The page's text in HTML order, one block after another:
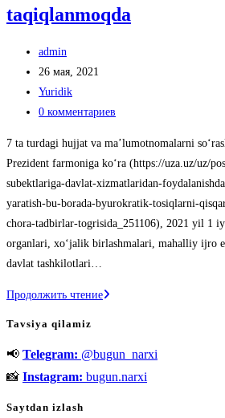
taqiqlanmoqda
Автор
записи:
admin
Запись
опубликована:
26 мая, 2021
Рубрика
записи:
Yuridik
Комментарии
записи:
0 комментариев
7 ta turdagi hujjat va ma’lumotnomalarni
Prezident farmoniga ko‘ra (https://uza.uz/uz/
subektlariga-davlat-xizmatlaridan-
yaratish-bu-borada-byurokratik-tosiqlarni-
chora-tadbirlar-togrisida_251106), 2021 yil 1
organlari, xo‘jalik birlashmalari, mahalliy ijro
davlat tashkilotlari…
Продолжить чтение17
hujjat
va
Tavsiya qilamiz
📢 Telegram: @bugun_narxi
📸 Instagram: bugun.narxi
Saytdan izlash